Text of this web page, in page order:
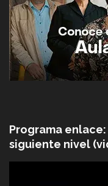
Programa
siguiente nivel